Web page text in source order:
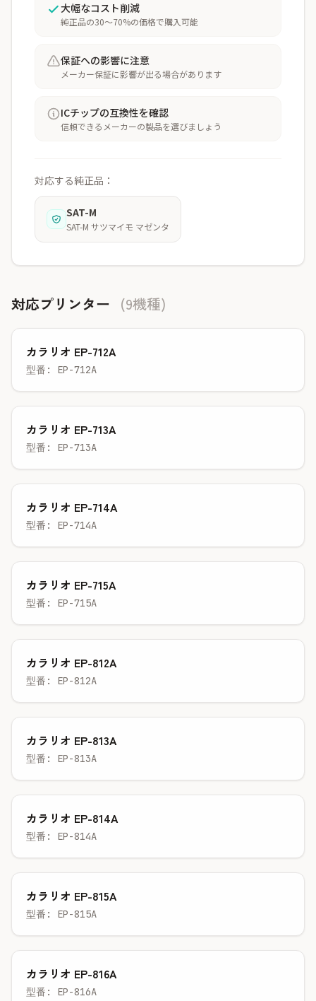
大幅なコスト削減
純正品の30〜70%の価格で購入可能
保証への影響に注意
メーカー保証に影響が出る場合があります
ICチップの互換性を確認
信頼できるメーカーの製品を選びましょう
対応する純正品：
SAT-M
SAT-M サツマイモ マゼンタ
対応プリンター (9機種)
カラリオ EP-712A
型番: EP-712A
カラリオ EP-713A
型番: EP-713A
カラリオ EP-714A
型番: EP-714A
カラリオ EP-715A
型番: EP-715A
カラリオ EP-812A
型番: EP-812A
カラリオ EP-813A
型番: EP-813A
カラリオ EP-814A
型番: EP-814A
カラリオ EP-815A
型番: EP-815A
カラリオ EP-816A
型番: EP-816A